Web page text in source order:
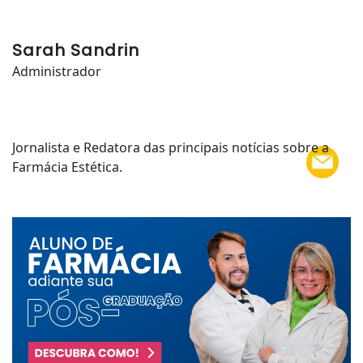
Sarah Sandrin
Administrador
Jornalista e Redatora das principais notícias sobre a
Farmácia Estética.